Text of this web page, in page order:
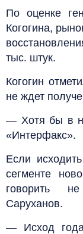
По оценке
Когогина,
тыс. штук.
Когогин
не ждет
— Хотя бы в
«Интерфакс».
Если
сегменте
говорить
Саруханов.
— Исход года